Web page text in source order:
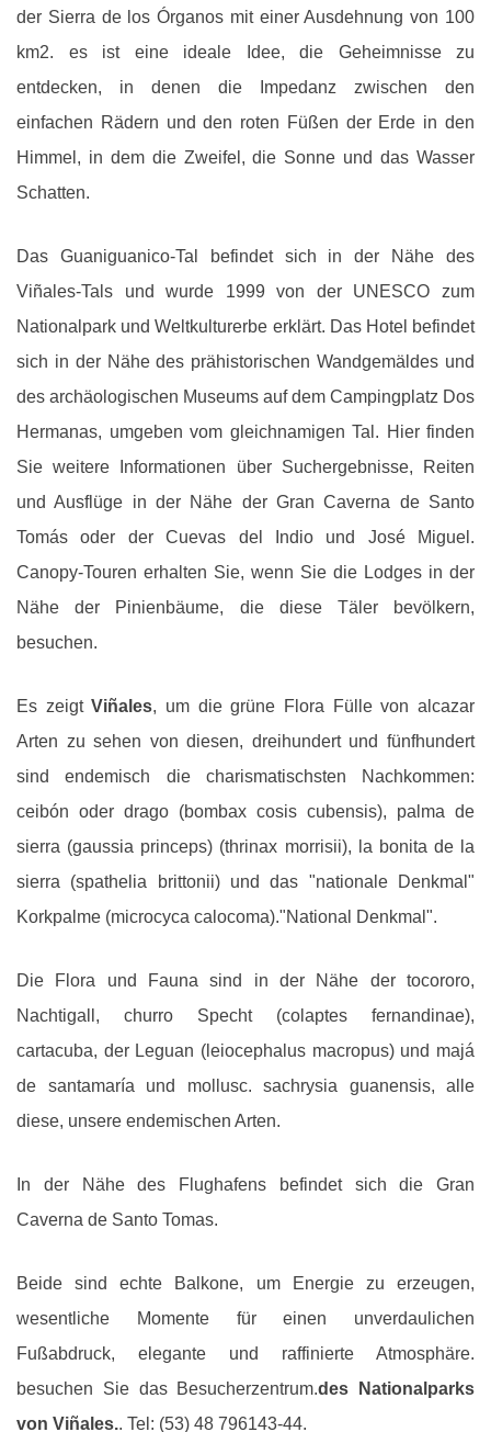
der Sierra de los Órganos mit einer Ausdehnung von 100
km2. es ist eine ideale Idee, die Geheimnisse zu
entdecken, in denen die Impedanz zwischen den
einfachen Rädern und den roten Füßen der Erde in den
Himmel, in dem die Zweifel, die Sonne und das Wasser
Schatten.
Das Guaniguanico-Tal befindet sich in der Nähe des
Viñales-Tals und wurde 1999 von der UNESCO zum
Nationalpark und Weltkulturerbe erklärt. Das Hotel befindet
sich in der Nähe des prähistorischen Wandgemäldes und
des archäologischen Museums auf dem Campingplatz Dos
Hermanas, umgeben vom gleichnamigen Tal. Hier finden
Sie weitere Informationen über Suchergebnisse, Reiten
und Ausflüge in der Nähe der Gran Caverna de Santo
Tomás oder der Cuevas del Indio und José Miguel.
Canopy-Touren erhalten Sie, wenn Sie die Lodges in der
Nähe der Pinienbäume, die diese Täler bevölkern,
besuchen.
Es zeigtViñales, um die grüne Flora Fülle von alcazar
Arten zu sehen von diesen, dreihundert und fünfhundert
sind endemisch die charismatischsten Nachkommen:
ceibón oder drago (bombax cosis cubensis), palma de
sierra (gaussia princeps) (thrinax morrisii), la bonita de la
sierra (spathelia brittonii) und das "nationale Denkmal"
Korkpalme (microcyca calocoma)."National Denkmal".
Die Flora und Fauna sind in der Nähe der tocororo,
Nachtigall, churro Specht (colaptes fernandinae),
cartacuba, der Leguan (leiocephalus macropus) und majá
de santamaría und mollusc. sachrysia guanensis, alle
diese, unsere endemischen Arten.
In der Nähe des Flughafens befindet sich die Gran
Caverna de Santo Tomas.
Beide sind echte Balkone, um Energie zu erzeugen,
wesentliche Momente für einen unverdaulichen
Fußabdruck, elegante und raffinierte Atmosphäre.
besuchen Sie das Besucherzentrum.des Nationalparks
von Viñales.. Tel: (53) 48 796143-44.